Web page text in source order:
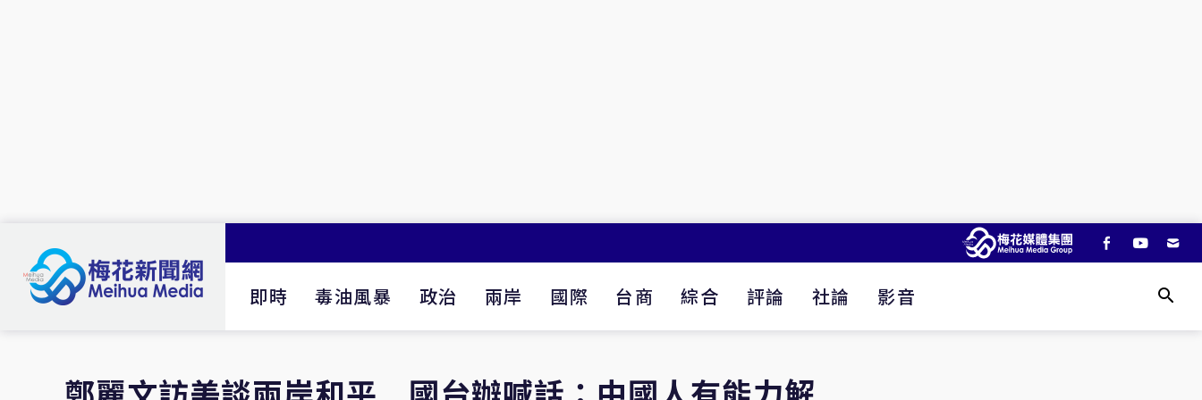
即時 毒油風暴 政治 兩岸 國際 台商 綜合 評論 社論 影音